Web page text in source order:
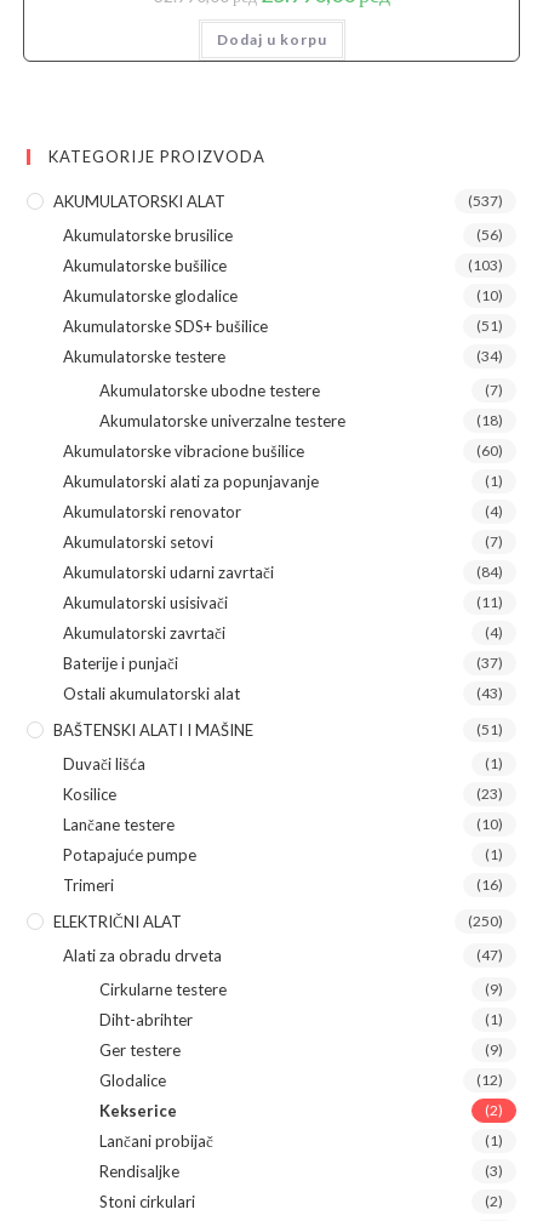
cena
je
bila:
32.990,00 рсд.
cena
Dodaj u korpu
KATEGORIJE PROIZVODA
AKUMULATORSKI ALAT (537)
Akumulatorske brusilice (56)
Akumulatorske bušilice (103)
Akumulatorske glodalice (10)
Akumulatorske SDS+ bušilice (51)
Akumulatorske testere (34)
Akumulatorske ubodne testere (7)
Akumulatorske univerzalne testere (18)
Akumulatorske vibracione bušilice (60)
Akumulatorski alati za popunjavanje (1)
Akumulatorski renovator (4)
Akumulatorski setovi (7)
Akumulatorski udarni zavrtači (84)
Akumulatorski usisivači (11)
Akumulatorski zavrtači (4)
Baterije i punjači (37)
Ostali akumulatorski alat (43)
BAŠTENSKI ALATI I MAŠINE (51)
Duvači lišća (1)
Kosilice (23)
Lančane testere (10)
Potapajuće pumpe (1)
Trimeri (16)
ELEKTRIČNI ALAT (250)
Alati za obradu drveta (47)
Cirkularne testere (9)
Diht-abrihter (1)
Ger testere (9)
Glodalice (12)
Kekserice (2)
Lančani probijač (1)
Rendisaljke (3)
Stoni cirkulari (2)